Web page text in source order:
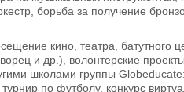
борьба за получение
кино, театра,
и др.), волонтерские
школами группы
по футболу, конкурс